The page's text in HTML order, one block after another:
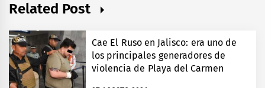
Related Post
Cae El Ruso en Jalisco: era uno de
los principales generadores de
violencia de Playa del Carmen